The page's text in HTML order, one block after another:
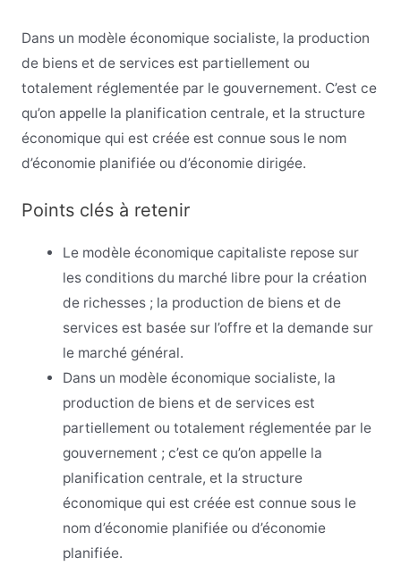
Dans un modèle économique socialiste, la production
de biens et de services est partiellement ou
totalement réglementée par le gouvernement. C’est ce
qu’on appelle la planification centrale, et la structure
économique qui est créée est connue sous le nom
d’économie planifiée ou d’économie dirigée.
Points clés à retenir
Le modèle économique capitaliste repose sur
les conditions du marché libre pour la création
de richesses ; la production de biens et de
services est basée sur l’offre et la demande sur
le marché général.
Dans un modèle économique socialiste, la
production de biens et de services est
partiellement ou totalement réglementée par le
gouvernement ; c’est ce qu’on appelle la
planification centrale, et la structure
économique qui est créée est connue sous le
nom d’économie planifiée ou d’économie
planifiée.